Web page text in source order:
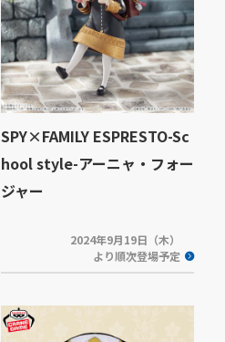
SPY×FAMILY ESPRESTO-Sc
hool style-アーニャ・フォー
ジャー
2024年9月19日（木）
より順次登場予定